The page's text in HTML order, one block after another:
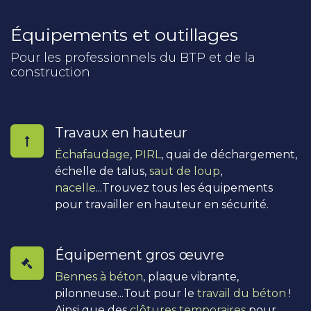
Équipements et outillages
Pour les professionnels du BTP et de la
construction
Travaux en hauteur
Échafaudage, PIRL, quai de déchargement,
échelle de talus, saut de loup,
nacelle...Trouvez tous les équipements
pour travailler en hauteur en sécurité.
Équipement gros œuvre
Bennes à béton, plaque vibrante,
pilonneuse...Tout pour le travail du béton !